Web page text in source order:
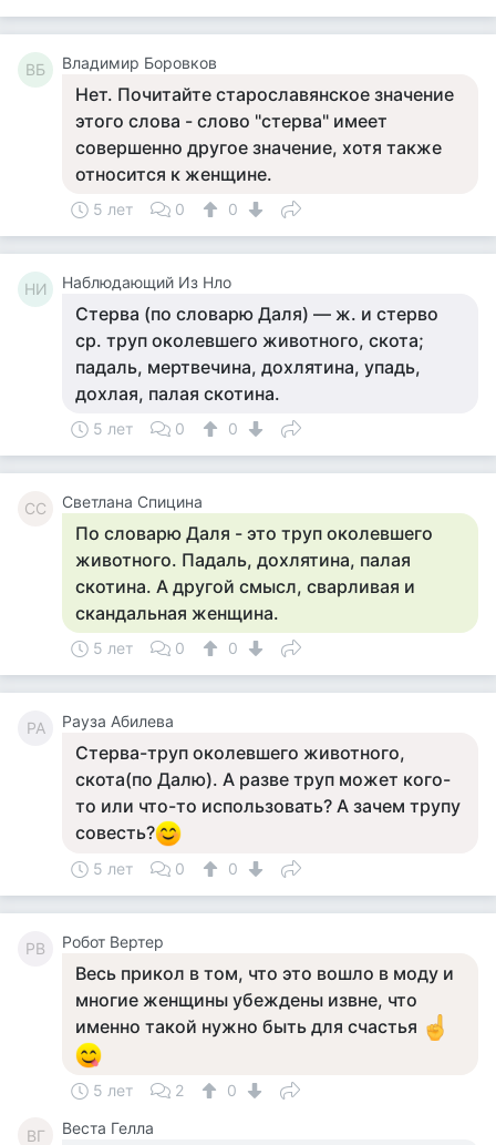
ВБ Владимир Боровков
Нет. Почитайте старославянское значение
этого слова - слово "стерва" имеет
совершенно другое значение, хотя также
относится к женщине.
5 лет 0 0
НИ Наблюдающий Из Нло
Стерва (по словарю Даля) — ж. и стерво
ср. труп околевшего животного, скота;
падаль, мертвечина, дохлятина, упадь,
дохлая, палая скотина.
5 лет 0 0
СС Светлана Спицина
По словарю Даля - это труп околевшего
животного. Падаль, дохлятина, палая
скотина. А другой смысл, сварливая и
скандальная женщина.
5 лет 0 0
РА Рауза Абилева
Стерва-труп околевшего животного,
скота(по Далю). А разве труп может кого-
то или что-то использовать? А зачем трупу
совесть?
5 лет 0 0
РВ Робот Вертер
Весь прикол в том, что это вошло в моду и
многие женщины убеждены извне, что
именно такой нужно быть для счастья
5 лет 2 0
ВГ Веста Гелла